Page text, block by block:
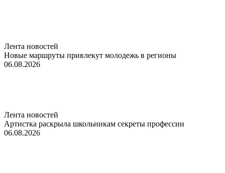
Лента новостей
Новые маршруты привлекут молодежь в регионы
06.08.2026
Лента новостей
Артистка раскрыла школьникам секреты профессии
06.08.2026